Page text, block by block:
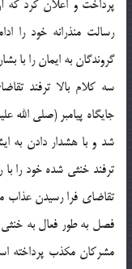
پرداخت و اعلان کرد که
رسالت منذرانه خود را
گروندگان به ايمان را با
سه کلام بالا ترفند
جايگاه پيامبر (صلي الله
شد و با هشدار دادن به
ترفند خنثي شده خود را
تقاضاي فرا رسيدن عذاب
فصل به طور فعال به
مشرکان مکذب پرداخته